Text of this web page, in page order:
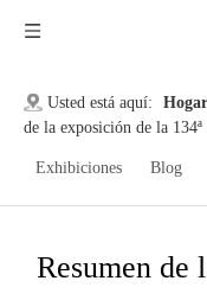
Usted está aquí: Hogar
de la exposición de la
Exhibiciones Blog
Resumen de